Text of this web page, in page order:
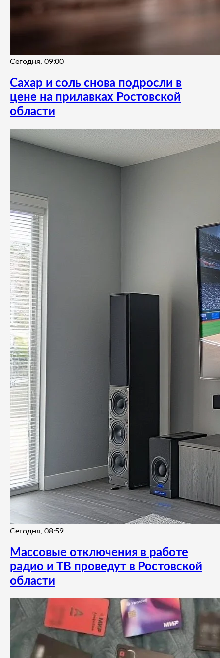
Сегодня, 09:00
Сахар и соль снова подросли в
цене на прилавках Ростовской
области
Сегодня, 08:59
Массовые отключения в работе
радио и ТВ проведут в Ростовской
области